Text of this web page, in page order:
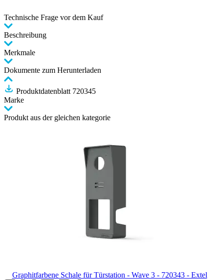
Technische Frage vor dem Kauf
Beschreibung
Merkmale
Dokumente zum Herunterladen
Produktdatenblatt 720345
Marke
Produkt aus der gleichen kategorie
Graphitfarbene Schale für Türstation - Wave 3 - 720343 - Extel